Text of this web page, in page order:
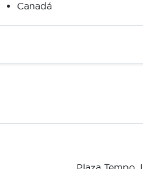
Canadá